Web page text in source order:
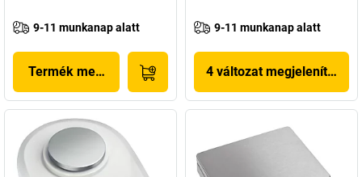
9-11 munkanap alatt
Termék megjelenítése
9-11 munkanap alatt
4 változat megjelenítése